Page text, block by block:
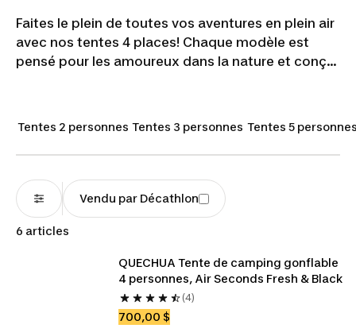
Faites le plein de toutes vos aventures en plein air
avec nos tentes 4 places! Chaque modèle est
pensé pour les amoureux dans la nature et conçu
escapades. Offrez-vous des séjours de groupe ou
en famille mémorables grâce à nos tentes pour 4
personnes.
Tentes 2 personnes Tentes 3 personnes Tentes 5
Vendu par Décathlon
6 articles
QUECHUA Tente de camping gonflable
4 personnes, Air Seconds Fresh & Black
(4)
700,00 $